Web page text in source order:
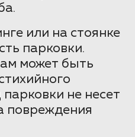
или на стоянке
парковки.
может быть
не несет
повреждения